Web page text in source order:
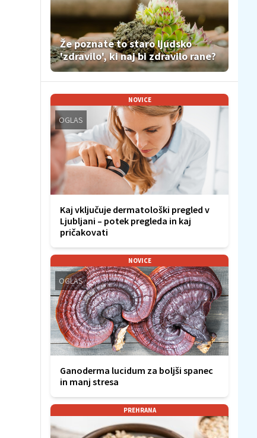
Že poznate to staro ljudsko
'zdravilo', ki naj bi zdravilo rane?
NOVICE
OGLAS
Kaj vključuje dermatološki pregled v
Ljubljani – potek pregleda in kaj
pričakovati
NOVICE
OGLAS
Ganoderma lucidum za boljši spanec
in manj stresa
PREHRANA